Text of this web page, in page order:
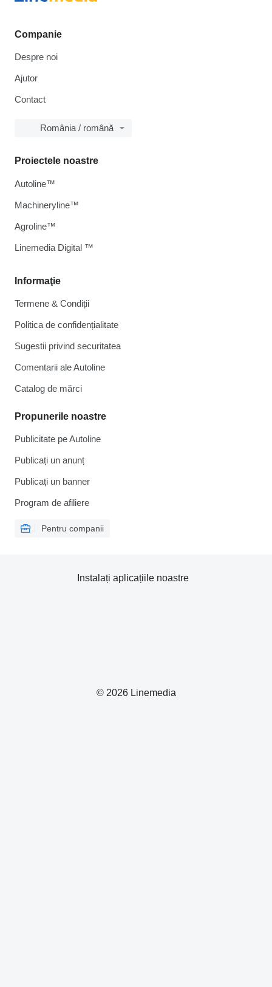
Companie
Despre noi
Ajutor
Contact
România / română
Informaţie
Termene & Condiții
Politica de confidențialitate
Sugestii privind securitatea
Comentarii ale Autoline
Catalog de mărcі
Propunerile noastre
Publicitate pe Autoline
Publicați un anunț
Publicați un banner
Program de afiliere
Pentru companii
Proiectele noastre
Autoline™
Machineryline™
Agroline™
Linemedia Digital ™
© 2026 Linemedia
Instalați aplicațiile noastre